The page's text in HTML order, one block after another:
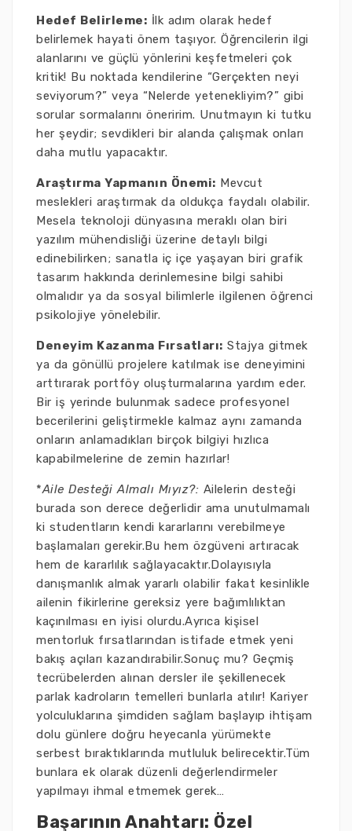
Hedef Belirleme: İlk adım olarak hedef
belirlemek hayati önem taşıyor. Öğrencilerin ilgi
alanlarını ve güçlü yönlerini keşfetmeleri çok
kritik! Bu noktada kendilerine “Gerçekten neyi
seviyorum?” veya “Nelerde yetenekliyim?” gibi
sorular sormalarını öneririm. Unutmayın ki tutku
her şeydir; sevdikleri bir alanda çalışmak onları
daha mutlu yapacaktır.
Araştırma Yapmanın Önemi: Mevcut
meslekleri araştırmak da oldukça faydalı olabilir.
Mesela teknoloji dünyasına meraklı olan biri
yazılım mühendisliği üzerine detaylı bilgi
edinebilirken; sanatla iç içe yaşayan biri grafik
tasarım hakkında derinlemesine bilgi sahibi
olmalıdır ya da sosyal bilimlerle ilgilenen öğrenci
psikolojiye yönelebilir.
Deneyim Kazanma Fırsatları: Stajya gitmek
ya da gönüllü projelere katılmak ise deneyimini
arttırarak portföy oluşturmalarına yardım eder.
Bir iş yerinde bulunmak sadece profesyonel
becerilerini geliştirmekle kalmaz aynı zamanda
onların anlamadıkları birçok bilgiyi hızlıca
kapabilmelerine de zemin hazırlar!
*Aile Desteği Almalı Mıyız?: Ailelerin desteği
burada son derece değerlidir ama unutulmamalı
ki studentların kendi kararlarını verebilmeye
başlamaları gerekir.Bu hem özgüveni artıracak
hem de kararlılık sağlayacaktır.Dolayısıyla
danışmanlık almak yararlı olabilir fakat kesinlikle
ailenin fikirlerine gereksiz yere bağımlılıktan
kaçınılması en iyisi olurdu.Ayrıca kişisel
mentorluk fırsatlarından istifade etmek yeni
bakış açıları kazandırabilir.Sonuç mu? Geçmiş
tecrübelerden alınan dersler ile şekillenecek
parlak kadroların temelleri bunlarla atılır! Kariyer
yolculuklarına şimdiden sağlam başlayıp ihtişam
dolu günlere doğru heyecanla yürümekte
serbest bıraktıklarında mutluluk belirecektir.Tüm
bunlara ek olarak düzenli değerlendirmeler
yapılmayı ihmal etmemek gerek…
Başarının Anahtarı: Özel